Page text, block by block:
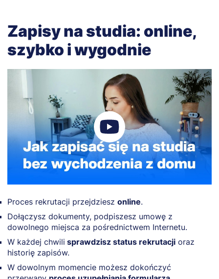
Zapisy na studia: online,
szybko i wygodnie
Proces rekrutacji przejdziesz online.
Dołączysz dokumenty, podpiszesz umowę z
dowolnego miejsca za pośrednictwem Internetu.
W każdej chwili sprawdzisz status rekrutacji oraz
historię zapisów.
W dowolnym momencie możesz dokończyć